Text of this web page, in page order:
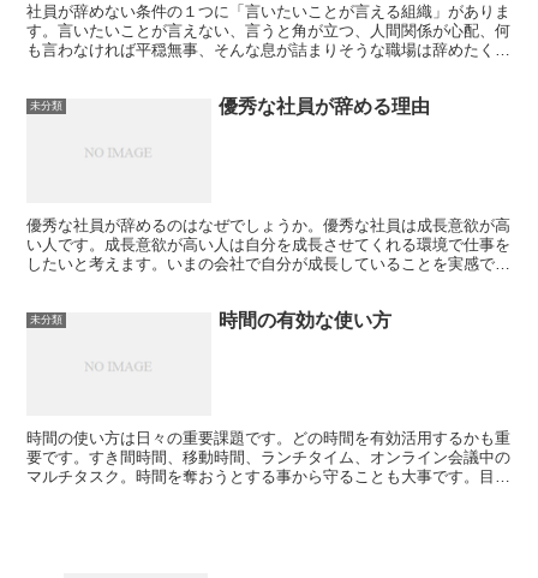
社員が辞めない条件の１つに「言いたいことが言える組織」がありま
す。言いたいことが言えない、言うと角が立つ、人間関係が心配、何
も言わなければ平穏無事、そんな息が詰まりそうな職場は辞めたくな
未分類 優秀な社員が辞める理由
優秀な社員が辞めるのはなぜでしょうか。優秀な社員は成長意欲が高
い人です。成長意欲が高い人は自分を成長させてくれる環境で仕事を
したいと考えます。いまの会社で自分が成長していることを実感でき
未分類 時間の有効な使い方
時間の使い方は日々の重要課題です。どの時間を有効活用するかも重
要です。すき間時間、移動時間、ランチタイム、オンライン会議中の
マルチタスク。時間を奪おうとする事から守ることも大事です。目的